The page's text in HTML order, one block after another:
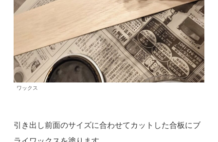
ワックス
引き出し前面のサイズに合わせてカットした合板にブ